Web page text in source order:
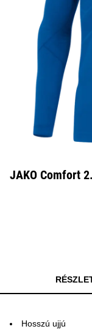
JAKO Comfort
Hosszú ujjú